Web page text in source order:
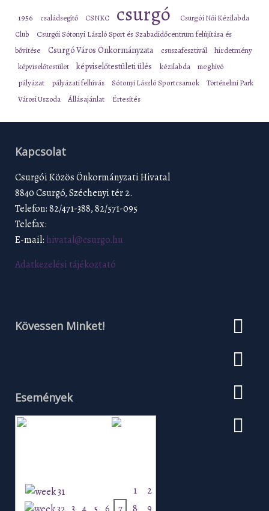
1956 családsegítő CSNKC csurgó
Csurgói Női Kézilabda
Club
Csurgói Sótonyi László Sport és Szabadidőcentrum felújítása és
bővítése
Csurgó Város Önkormányzata csuszafesztivál hirdetmény
képviselőtestület képviselőtestületi ülés kézilabda meghívó
pályázat pályázati felhívás Sótonyi László Sportcsarnok
Történelmi Park
Városi Uszoda
Állásajánlat Értesítés
Kapcsolat
Csurgói Közös Önkormányzati Hivatal
8840 Csurgó, Széchenyi tér 2.
Telefon: 82/471-388, 82/571-095
Telefax:
E-mail: hivatal@csurgo.hu
Adatkezelési tájékoztató
Kövessen Minket!
Események
1
2